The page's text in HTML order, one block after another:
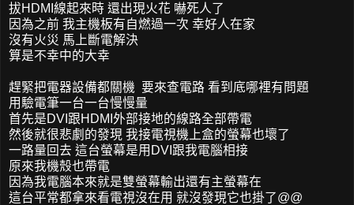
拔HDMI線起來時 還出現火花 嚇死人了
因為之前 我主機板有自燃過一次 幸好人在家
沒有火災 馬上斷電解決
算是不幸中的大幸
趕緊把電器設備都關機 要來查電路 看到底哪裡有問題
用驗電筆一台一台慢慢量
首先是DVI跟HDMI外部接地的線路全部帶電
然後就很悲劇的發現 我接電視機上盒的螢幕也壞了
一路量回去 這台螢幕是用DVI跟我電腦相接
原來我機殼也帶電
因為我電腦本來就是雙螢幕輸出還有主螢幕在
這台平常都拿來看電視沒在用 就沒發現它也掛了@@